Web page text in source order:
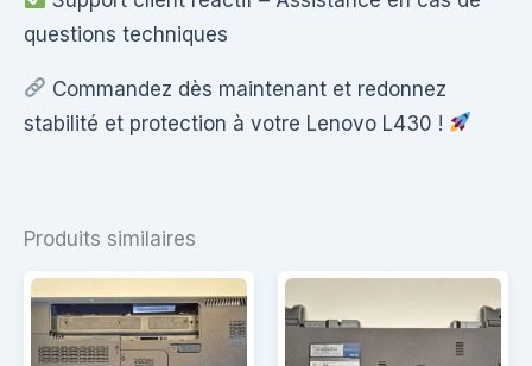
questions techniques
Commandez dès maintenant et redonnez
stabilité et protection à votre Lenovo L430 !
Produits similaires